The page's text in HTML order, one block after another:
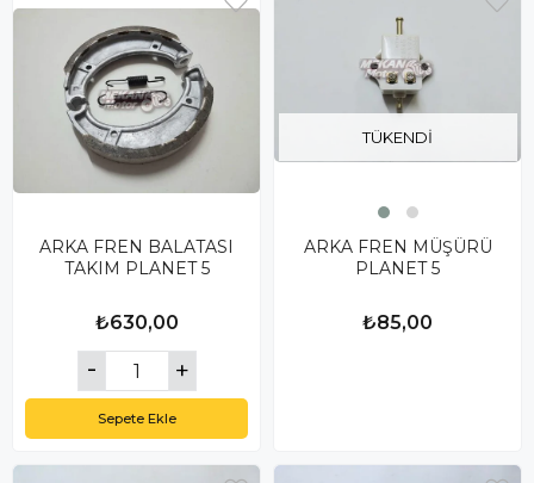
ARKA FREN BALATASI
TAKIM PLANET 5
₺630,00
Sepete Ekle
TÜKENDI
ARKA FREN MÜŞÜRÜ
PLANET 5
₺85,00